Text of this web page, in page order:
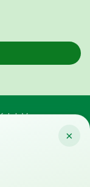
×
Ver